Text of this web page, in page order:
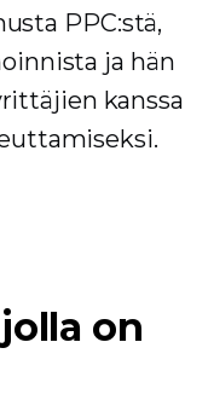
PPC:stä,
ja hän
kanssa
on